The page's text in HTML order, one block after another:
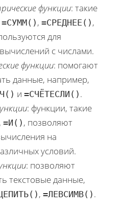
функции: такие
=СУММ() , =СРЕДНЕЕ() ,
для
с числами.
функции: помогают
данные, например,
и =СЧЁТЕСЛИ() .
: функции, такие
, =И() , позволяют
на
условий.
: позволяют
текстовые данные,
, =ЛЕВСИМВ() .